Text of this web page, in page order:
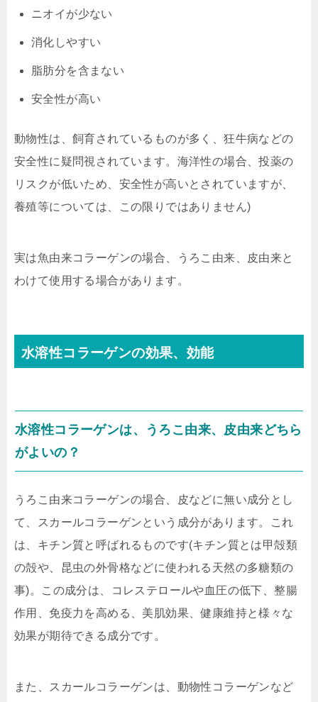
ニオイが少ない
消化しやすい
脂肪分を含まない
安全性が高い
動物性は、飼育されているものが多く、狂牛病などの
安全性に疑問視されています。海洋性の場合、投薬の
リスクが低いため、安全性が高いとされていますが、
養殖等については、この限りではありません)
実は魚由来コラーゲンの場合、うろこ由来、皮由来と
わけて使用する場合があります。
水溶性コラーゲンの効果、効能
水溶性コラーゲンは、うろこ由来、皮由来どちら
がよいの？
うろこ由来コラーゲンの場合、皮などに無い成分とし
て、スカールコラーゲンという成分があります。これ
は、キチン質と呼ばれるものです(キチン質とは甲殻類
の殻や、昆虫の外骨格などに使われる天然の多糖類の
事)。この成分は、コレステロールや血圧の低下、整腸
作用、免疫力を高める、美肌効果、健康維持と様々な
効果が期待できる成分です。
また、スカールコラーゲンは、動物性コラーゲンなど